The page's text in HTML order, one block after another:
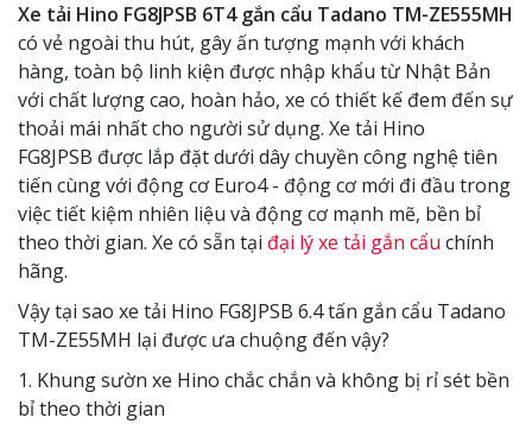
Xe tải Hino FG8JPSB 6T4 gắn cẩu Tadano TM-ZE555MH
có vẻ ngoài thu hút, gây ấn tượng mạnh với khách
hàng, toàn bộ linh kiện được nhập khẩu từ Nhật Bản
với chất lượng cao, hoàn hảo, xe có thiết kế đem đến sự
thoải mái nhất cho người sử dụng. Xe tải Hino
FG8JPSB được lắp đặt dưới dây chuyền công nghệ tiên
tiến cùng với động cơ Euro4 - động cơ mới đi đầu trong
việc tiết kiệm nhiên liệu và động cơ mạnh mẽ, bền bỉ
theo thời gian. Xe có sẵn tại đại lý xe tải gắn cẩu chính
hãng.
Vậy tại sao xe tải Hino FG8JPSB 6.4 tấn gắn cẩu Tadano
TM-ZE55MH lại được ưa chuộng đến vậy?
1. Khung sườn xe Hino chắc chắn và không bị rỉ sét bền
bỉ theo thời gian